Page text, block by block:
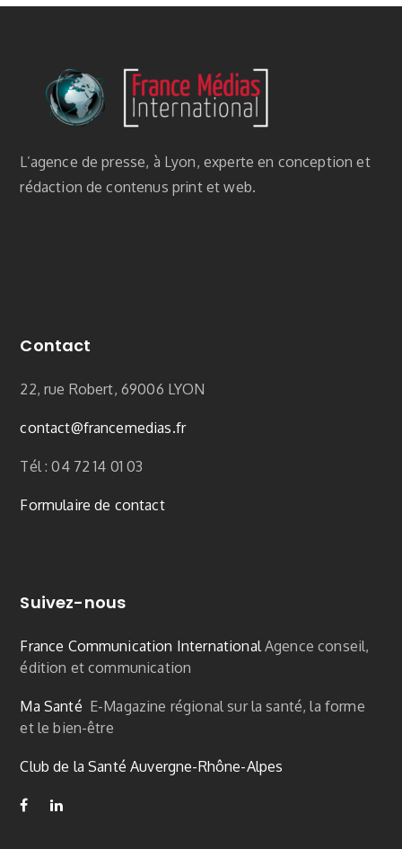
L’agence de presse, à Lyon, experte en conception et
rédaction de contenus print et web.
Contact
22, rue Robert, 69006 LYON
contact@francemedias.fr
Tél : 04 72 14 01 03
Formulaire de contact
Suivez-nous
France Communication InternationalAgence conseil,
édition et communication
Ma Santé E-Magazine régional sur la santé, la forme
et le bien-être
Club de la Santé Auvergne-Rhône-Alpes